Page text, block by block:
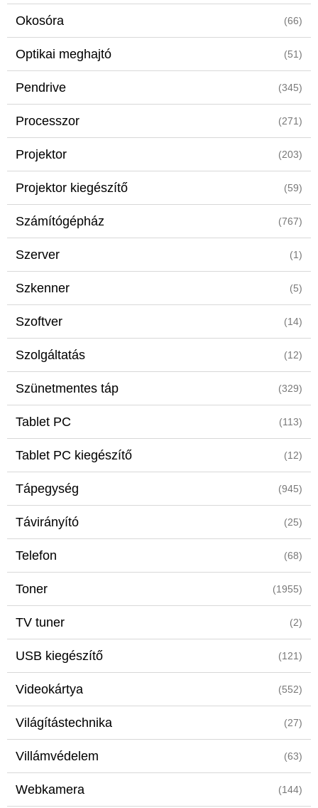
Okosóra (66)
Optikai meghajtó (51)
Pendrive (345)
Processzor (271)
Projektor (203)
Projektor kiegészítő (59)
Számítógépház (767)
Szerver (1)
Szkenner (5)
Szoftver (14)
Szolgáltatás (12)
Szünetmentes táp (329)
Tablet PC (113)
Tablet PC kiegészítő (12)
Tápegység (945)
Távirányító (25)
Telefon (68)
Toner (1955)
TV tuner (2)
USB kiegészítő (121)
Videokártya (552)
Világítástechnika (27)
Villámvédelem (63)
Webkamera (144)